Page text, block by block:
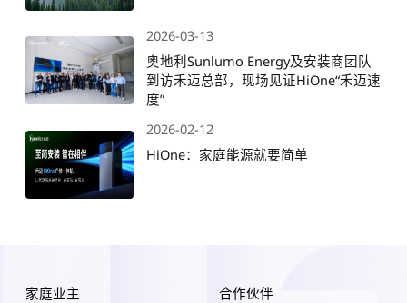
2026-03-13
奥地利Sunlumo Energy及安装商团队
到访禾迈总部，现场见证HiOne“禾迈速
度”
2026-02-12
HiOne：家庭能源就要简单
家庭业主
合作伙伴